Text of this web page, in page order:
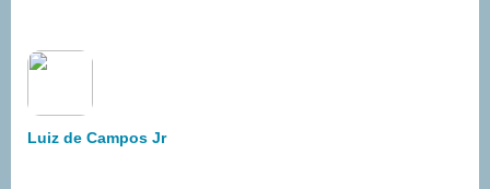
Luiz de Campos Jr